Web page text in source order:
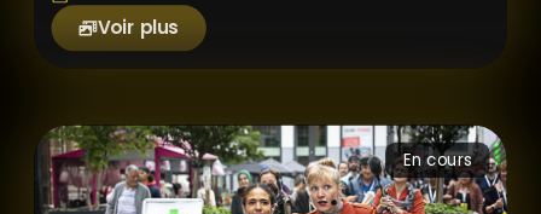
Voir plus
En cours